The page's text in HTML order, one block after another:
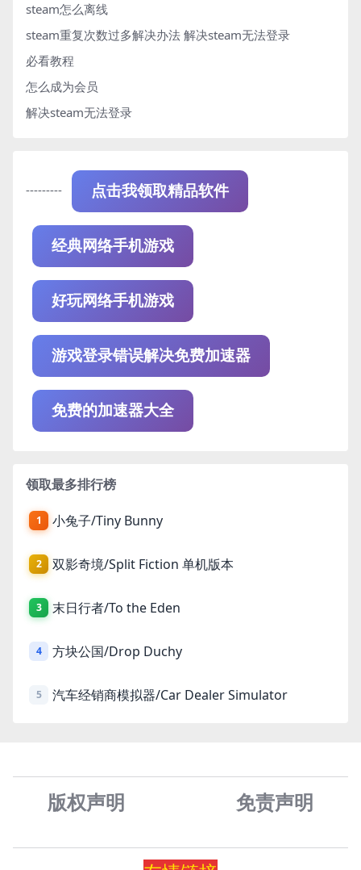
steam怎么离线
steam重复次数过多解决办法 解决steam无法登录
必看教程
怎么成为会员
解决steam无法登录
--------- 点击我领取精品软件
经典网络手机游戏
好玩网络手机游戏
游戏登录错误解决免费加速器
免费的加速器大全
领取最多排行榜
1 小兔子/Tiny Bunny
2 双影奇境/Split Fiction 单机版本
3 末日行者/To the Eden
4 方块公国/Drop Duchy
5 汽车经销商模拟器/Car Dealer Simulator
版权声明 免责声明